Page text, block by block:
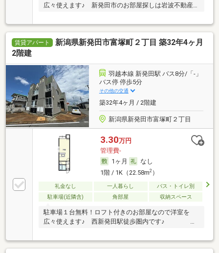
広々使えます♪ 新発田市のお部屋探しは岩波不動産
賃貸アパート
新潟県新発田市富塚町２丁目 築32年4ヶ月
2階建
羽越本線 新発田駅 バス8分/「-」
バス停 停歩5分
その他の交通
築32年4ヶ月 / 2階建
新潟県新発田市富塚町２丁目
3.30万円
管理費-
1ヶ月
なし
1階 / 1K（22.58m2）
礼金なし 一人暮らし
バス・トイレ別
駐車場(近隣含)
角部屋 収納スペース
駐車場１台無料！ロフト付きのお部屋なので洋室を
広々使えます♪ 西新発田駅徒歩圏内です♪ キ